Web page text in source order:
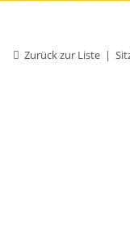
Zurück zur Liste